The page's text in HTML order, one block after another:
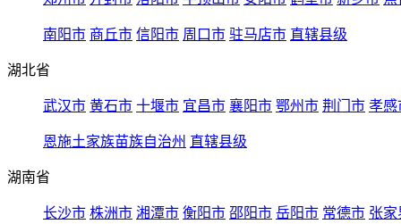
南阳市 商丘市 信阳市 周口市 驻马店市 直辖县级
湖北省
武汉市 黄石市 十堰市 宜昌市 襄阳市 鄂州市 荆门市 孝感
恩施土家族苗族自治州 直辖县级
湖南省
长沙市 株洲市 湘潭市 衡阳市 邵阳市 岳阳市 常德市 张家